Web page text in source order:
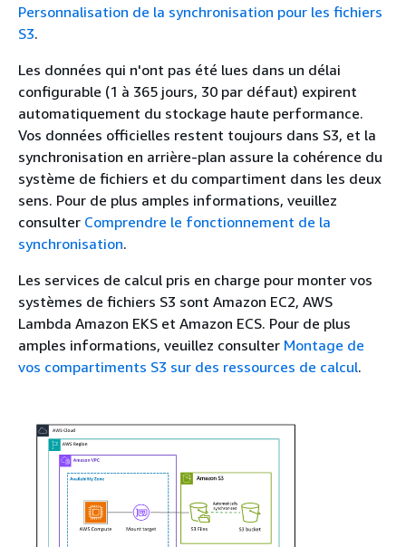
Personnalisation de la synchronisation pour les fichiers
S3.
Les données qui n'ont pas été lues dans un délai
configurable (1 à 365 jours, 30 par défaut) expirent
automatiquement du stockage haute performance.
Vos données officielles restent toujours dans S3, et la
synchronisation en arrière-plan assure la cohérence du
système de fichiers et du compartiment dans les deux
sens. Pour de plus amples informations, veuillez
consulter Comprendre le fonctionnement de la
synchronisation.
Les services de calcul pris en charge pour monter vos
systèmes de fichiers S3 sont Amazon EC2, AWS
Lambda Amazon EKS et Amazon ECS. Pour de plus
amples informations, veuillez consulter Montage de
vos compartiments S3 sur des ressources de calcul.